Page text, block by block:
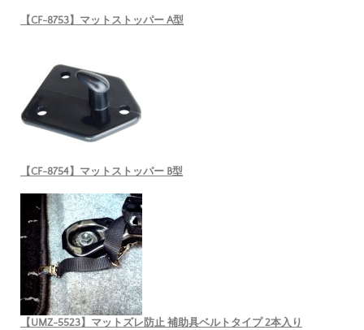
【CF-8753】マットストッパー A型
【CF-8754】マットストッパー B型
【UMZ-5523】マットズレ防止 補助具ベルトタイプ 2本入り